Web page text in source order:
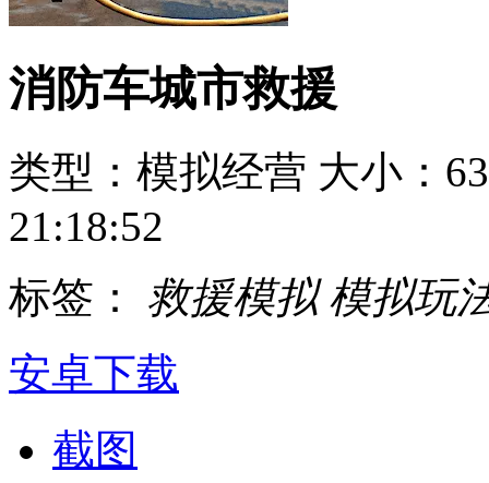
消防车城市救援
类型：模拟经营 大小：
21:18:52
标签： 救援模拟 模拟玩
安卓下载
截图